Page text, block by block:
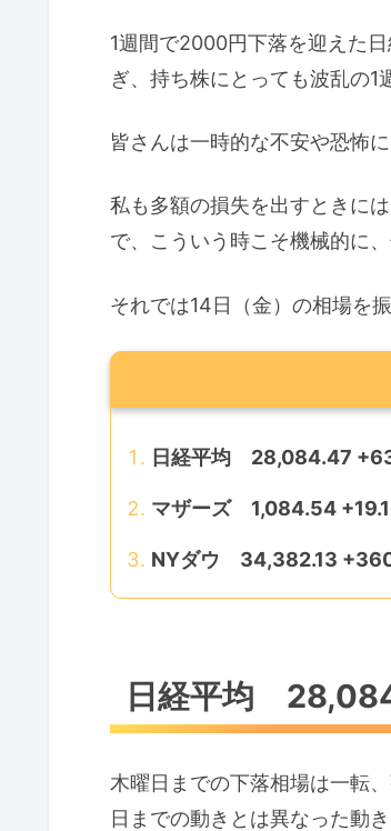
1週間で2000円下落を迎えた
ぎ、持ち株にとっても波乱の1
皆さんは一時的な不安や恐怖
私も多額の損失を出すときに
で、こういう時こそ機械的に
それでは14日（金）の相場を
日経平均 28,084.47
マザーズ 1,084.54
NYダウ 34,382.13
日経平均
木曜日までの下落相場は一転
日までの動きとは異なった動